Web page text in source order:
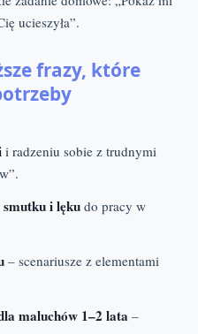
ucieszyła”.
frazy, które
i radzeniu sobie z trudnymi
i lęku do pracy w
– scenariusze z elementami
maluchów 1–2 lata –